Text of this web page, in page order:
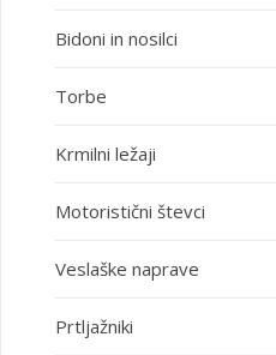
Bidoni in nosilci
Torbe
Krmilni ležaji
Motoristični števci
Veslaške naprave
Prtljažniki